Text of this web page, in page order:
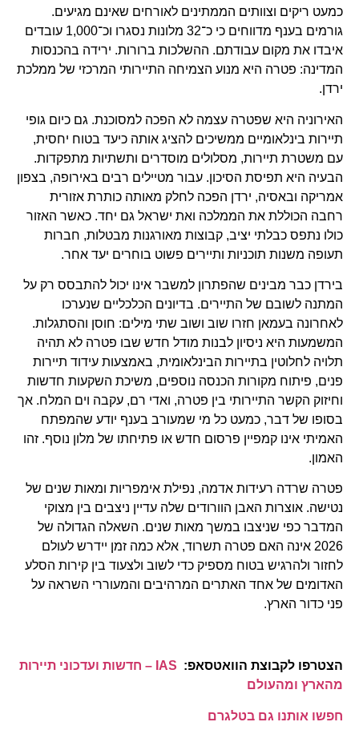
כמעט ריקים וצוותים הממתינים לאורחים שאינם מגיעים.
גורמים בענף מדווחים כי כ־32 מלונות נסגרו וכ־1,000 עובדים
איבדו את מקום עבודתם. ההשלכות ברורות. ירידה בהכנסות
המדינה: פטרה היא מנוע הצמיחה התיירותי המרכזי של ממלכת
ירדן.
האירוניה היא שפטרה עצמה לא הפכה למסוכנת. גם כיום גופי
תיירות בינלאומיים ממשיכים להציג אותה כיעד בטוח יחסית,
עם משטרת תיירות, מסלולים מוסדרים ותשתיות מתפקדות.
הבעיה היא תפיסת הסיכון. עבור מטיילים רבים באירופה, בצפון
אמריקה ובאסיה, ירדן הפכה לחלק מאותה כותרת אזורית
רחבה הכוללת את הממלכה ואת ישראל גם יחד. כאשר האזור
כולו נתפס כבלתי יציב, קבוצות מאורגנות מבטלות, חברות
תעופה משנות תוכניות ותיירים פשוט בוחרים יעד אחר.
בירדן כבר מבינים שהפתרון למשבר אינו יכול להתבסס רק על
המתנה לשובם של התיירים. בדיונים הכלכליים שנערכו
לאחרונה בעמאן חזרו שוב ושוב שתי מילים: חוסן והסתגלות.
המשמעות היא ניסיון לבנות מודל חדש שבו פטרה לא תהיה
תלויה לחלוטין בתיירות הבינלאומית, באמצעות עידוד תיירות
פנים, פיתוח מקורות הכנסה נוספים, משיכת השקעות חדשות
וחיזוק הקשר התיירותי בין פטרה, ואדי רם, עקבה וים המלח. אך
בסופו של דבר, כמעט כל מי שמעורב בענף יודע שהמפתח
האמיתי אינו קמפיין פרסום חדש או פתיחתו של מלון נוסף. זהו
האמון.
פטרה שרדה רעידות אדמה, נפילת אימפריות ומאות שנים של
נטישה. אוצרות האבן הוורודים שלה עדיין ניצבים בין מצוקי
המדבר כפי שניצבו במשך מאות שנים. השאלה הגדולה של
2026 אינה האם פטרה תשרוד, אלא כמה זמן יידרש לעולם
לחזור ולהרגיש בטוח מספיק כדי לשוב ולצעוד בין קירות הסלע
האדומים של אחד האתרים המרהיבים והמעוררי השראה על
פני כדור הארץ.
הצטרפו לקבוצת הוואטסאפ:
IAS – חדשות ועדכוני תיירות
מהארץ ומהעולם
חפשו אותנו גם בטלגרם